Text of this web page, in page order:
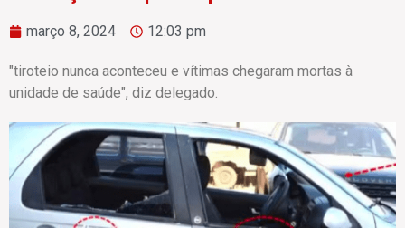
março 8, 2024 12:03 pm
"tiroteio nunca aconteceu e vítimas chegaram mortas à
unidade de saúde", diz delegado.